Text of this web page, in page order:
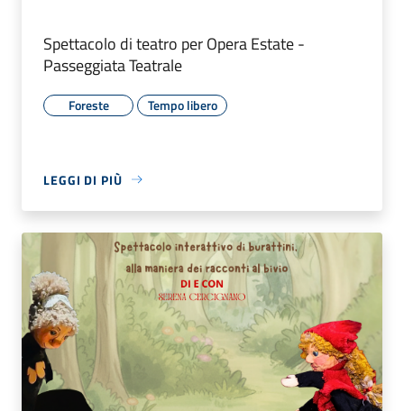
Spettacolo di teatro per Opera Estate -
Passeggiata Teatrale
Foreste Tempo libero
LEGGI DI PIÙ